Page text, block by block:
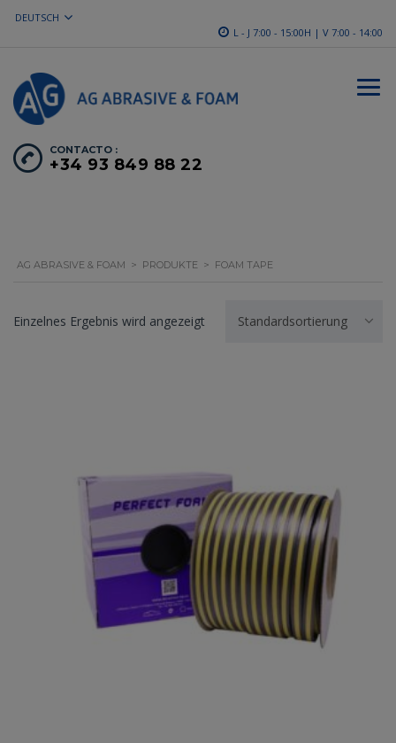
DEUTSCH
L - J 7:00 - 15:00H | V 7:00 - 14:00
CONTACTO :
+34 93 849 88 22
AG ABRASIVE & FOAM > PRODUKTE > FOAM TAPE
Einzelnes Ergebnis wird angezeigt Standardsortierung